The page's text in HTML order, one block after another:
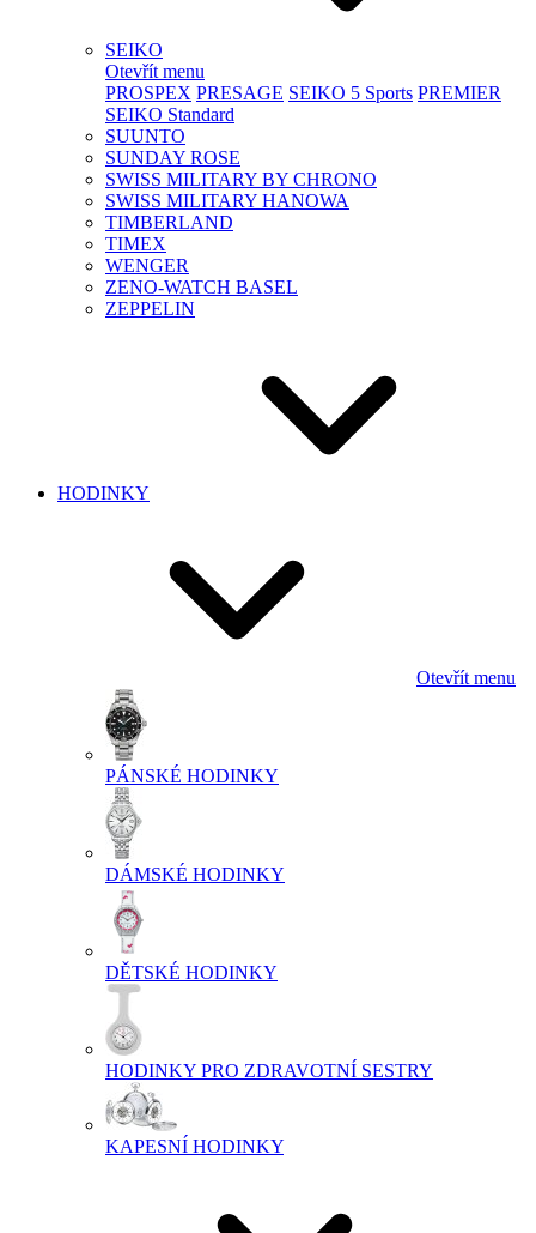
SEIKO
Otevřít menu
PROSPEX PRESAGE SEIKO 5 Sports PREMIER
SEIKO Standard
SUUNTO
SUNDAY ROSE
SWISS MILITARY BY CHRONO
SWISS MILITARY HANOWA
TIMBERLAND
TIMEX
WENGER
ZENO-WATCH BASEL
ZEPPELIN
HODINKY
Otevřít menu
PÁNSKÉ HODINKY
DÁMSKÉ HODINKY
DĚTSKÉ HODINKY
HODINKY PRO ZDRAVOTNÍ SESTRY
KAPESNÍ HODINKY